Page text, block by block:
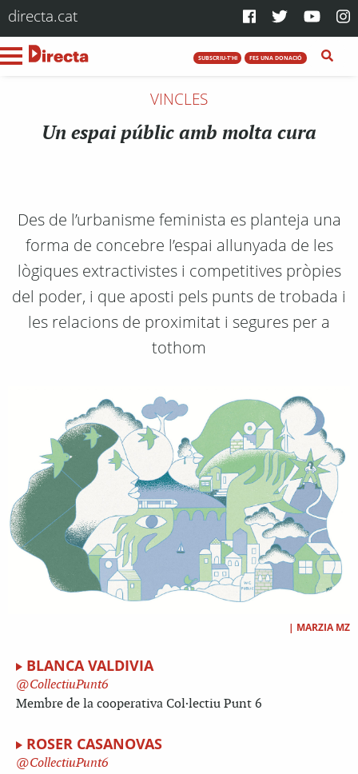
directa.cat
SUBSCRIU-T'HI FES UNA DONACIÓ
VINCLES
Un espai públic amb molta cura
Des de l’urbanisme feminista es planteja una
forma de concebre l’espai allunyada de les
lògiques extractivistes i competitives pròpies
del poder, i que aposti pels punts de trobada i
les relacions de proximitat i segures per a
tothom
| MARZIA MZ
BLANCA VALDIVIA
CollectiuPunt6
Membre de la cooperativa Col·lectiu Punt 6
ROSER CASANOVAS
CollectiuPunt6